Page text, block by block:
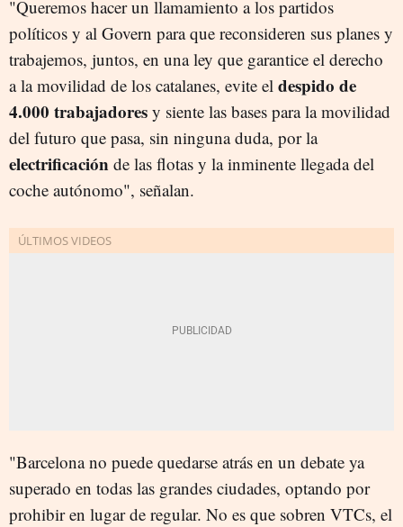
"Queremos hacer un llamamiento a los partidos
políticos y al Govern para que reconsideren sus planes y
trabajemos, juntos, en una ley que garantice el derecho
a la movilidad de los catalanes, evite el despido de
4.000 trabajadores y siente las bases para la movilidad
del futuro que pasa, sin ninguna duda, por la
electrificación de las flotas y la inminente llegada del
coche autónomo", señalan.
"Barcelona no puede quedarse atrás en un debate ya
superado en todas las grandes ciudades, optando por
prohibir en lugar de regular. No es que sobren VTCs, el